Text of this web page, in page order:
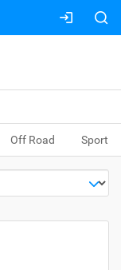
Off Road Sport